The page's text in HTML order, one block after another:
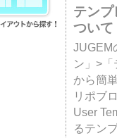
テン
ついて
JUGEM
ン」>
から簡
リポブ
User
るテン